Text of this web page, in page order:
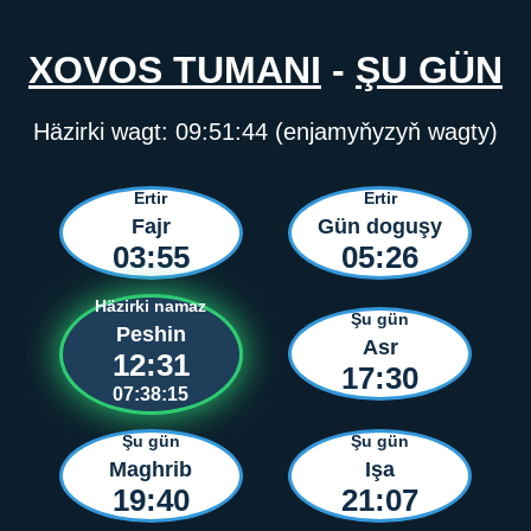
XOVOS TUMANI - ŞU GÜN
Häzirki wagt: 09:51:44 (enjamyňyzyň wagty)
Ertir
Fajr
03:55
Ertir
Gün doguşy
05:26
Häzirki namaz
Peshin
12:31
07:38:15
Şu gün
Asr
17:30
Şu gün
Maghrib
19:40
Şu gün
Işa
21:07